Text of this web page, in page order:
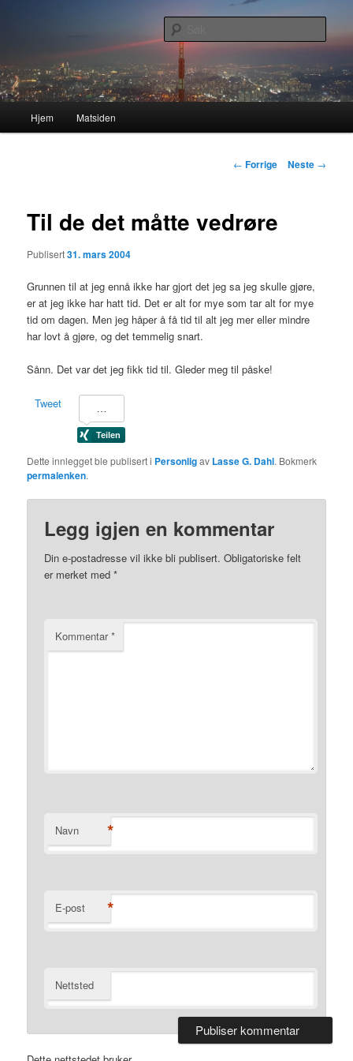
hovedinnholdet
Lasses hjemmeside
Hjem Matsiden
Innleggsnavigasjon
← Forrige Neste →
Til de det måtte vedrøre
Publisert31. mars 2004
Grunnen til at jeg ennå ikke har gjort det jeg sa jeg skulle gjøre,
er at jeg ikke har hatt tid. Det er alt for mye som tar alt for mye
tid om dagen. Men jeg håper å få tid til alt jeg mer eller mindre
har lovt å gjøre, og det temmelig snart.
Sånn. Det var det jeg fikk tid til. Gleder meg til påske!
Tweet
Dette innlegget ble publisert i Personligav Lasse G. Dahl. Bokmerk
permalenken.
Legg igjen en kommentar
Din e-postadresse vil ikke bli publisert. Obligatoriske felt
er merket med*
Kommentar*
Navn *
E-post *
Nettsted